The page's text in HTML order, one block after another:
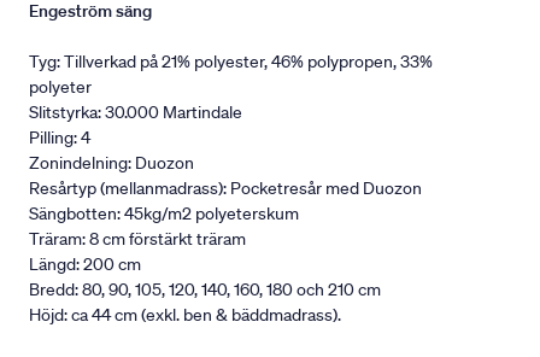
Engeström säng
Tyg: Tillverkad på 21% polyester, 46% polypropen, 33%
polyeter
Slitstyrka: 30.000 Martindale
Pilling: 4
Zonindelning: Duozon
Resårtyp (mellanmadrass): Pocketresår med Duozon
Sängbotten: 45kg/m2 polyeterskum
Träram: 8 cm förstärkt träram
Längd: 200 cm
Bredd: 80, 90, 105, 120, 140, 160, 180 och 210 cm
Höjd: ca 44 cm (exkl. ben & bäddmadrass).